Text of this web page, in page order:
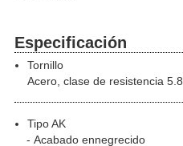
Especificación
Tornillo
Acero, clase de resistencia 5.8
Tipo AK
Acabado ennegrecido